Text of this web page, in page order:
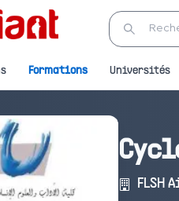
Formations Universités
FLSH